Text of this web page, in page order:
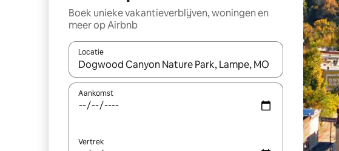
Boek unieke vakantieverblijven, woningen en
meer op Airbnb
Locatie
Wanneer er suggesties beschikbaar zijn, maak je een keuze met
Aankomst
Vertrek